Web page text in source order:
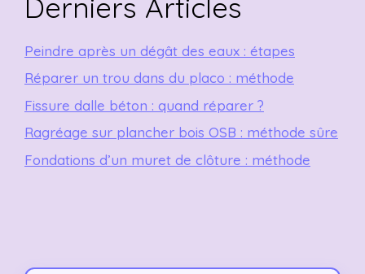
Peindre après un dégât des eaux : étapes
Réparer un trou dans du placo : méthode
Fissure dalle béton : quand réparer ?
Ragréage sur plancher bois OSB : méthode sûre
Fondations d’un muret de clôture : méthode